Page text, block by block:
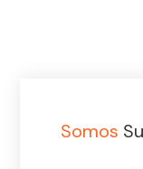
Somos